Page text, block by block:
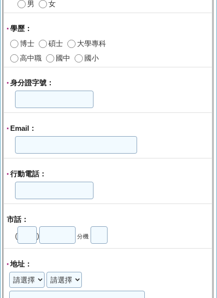
男 女
* 學歷：
博士
碩士
大學專科
高中職
國中 國小
* 身分證字號：
* Email：
* 行動電話：
市話：
( ) 分機
*地址：